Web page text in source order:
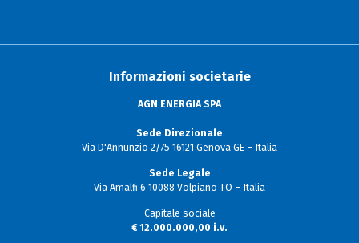
Informazioni societarie
AGN ENERGIA SPA
Sede Direzionale
Via D'Annunzio 2/75 16121 Genova GE – Italia
Sede Legale
Via Amalfi 6 10088 Volpiano TO – Italia
Capitale sociale
€ 12.000.000,00 i.v.